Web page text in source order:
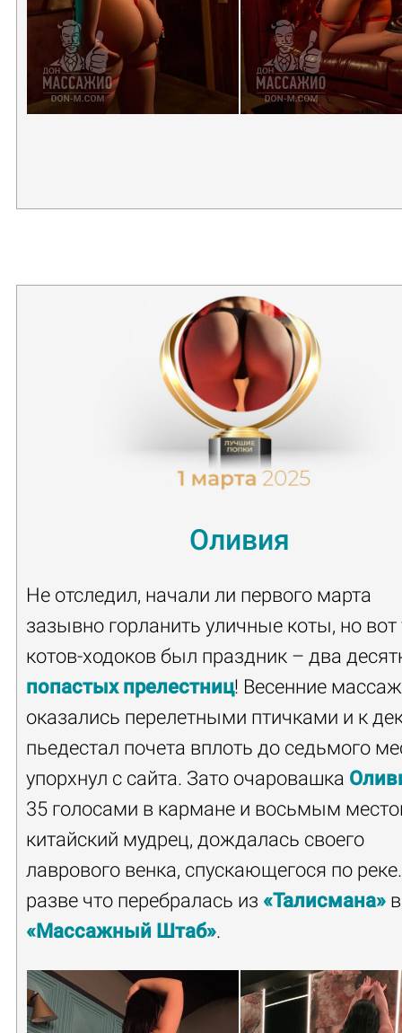
Оливия
Не отследил, начали ли первого марта
зазывно горланить уличные коты, но вот
котов-ходоков был праздник – два
попастых прелестниц! Весенние
оказались перелетными птичками и к
пьедестал почета вплоть до седьмого
упорхнул с сайта. Зато очаровашка
35 голосами в кармане и восьмым
китайский мудрец, дождалась своего
лаврового венка, спускающегося по
разве что перебралась из «Талисмана» в
«Массажный Штаб».